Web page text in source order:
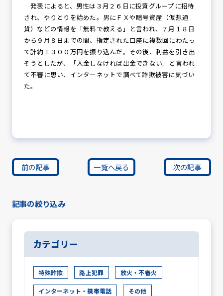
防犯協力会について
発表によると、男性は３月２６日に投資グループに招待
され、やりとりを始めた。男にＦＸや暗号資産（仮想通
貨）などの情報を「無料で教える」と言われ、７月１８日
から９月８日までの間、指定された口座に複数回にわたっ
て計約１３００万円を振り込んだ。その後、利益を引き出
そうとしたが、「入金しなければ出金できない」と言われ
て不審に思い、インターネットで調べて詐欺被害に気づい
た。
前の記事 一覧へ戻る 次の記事
記事の絞り込み
カテゴリー
特殊詐欺 路上犯罪 放火・不審火
インターネット・携帯電話 その他